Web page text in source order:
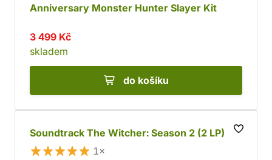
Anniversary Monster Hunter Slayer Kit
3 499 Kč
skladem
do košíku
Soundtrack The Witcher: Season 2 (2 LP)
1×